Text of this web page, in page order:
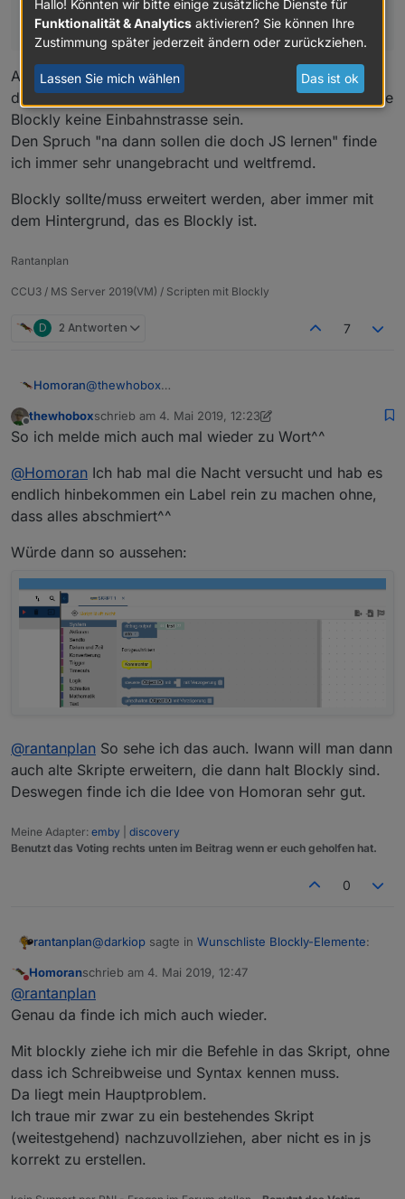
Themen sehr nützlich mit Blockly zu arbeiten.
Aus Anfängern werden machmal Fortgeschrittene. Und
die Begehrlichkeiten wachsen ziemlich schnell. Da sollte
Blockly keine Einbahnstrasse sein.
Den Spruch "na dann sollen die doch JS lernen" finde
ich immer sehr unangebracht und weltfremd.
Blockly sollte/muss erweitert werden, aber immer mit
dem Hintergrund, das es Blockly ist.
Rantanplan
CCU3 / MS Server 2019(VM) / Scripten mit Blockly
D 2 Antworten 7
Homoran@thewhobox
in der Block-Auswahl eine horizontale Trennlinie?
Oben BASIC
richtigen Kontext
Wenn möglich mit den Überschriften
Offline
thewhoboxschrieb am 4. Mai 2019, 12:23
zuletzt editiert von thewhobox5. Apr. 2019, 14:24
So ich melde mich auch mal wieder zu Wort^^
@Homoran Ich hab mal die Nacht versucht und hab es
endlich hinbekommen ein Label rein zu machen ohne,
dass alles abschmiert^^
Würde dann so aussehen:
@rantanplan So sehe ich das auch. Iwann will man dann
auch alte Skripte erweitern, die dann halt Blockly sind.
Deswegen finde ich die Idee von Homoran sehr gut.
Meine Adapter: emby
discovery
Benutzt das Voting rechts unten im Beitrag wenn er euch geholfen hat.
0
rantanplan@darkiop sagte in Wunschliste Blockly-Elemente:
Ja die Hauptzielgruppe ist sicher der
Anwender der nicht Programmieren kann.
Aber auch der fortgeschrittene nutzt sicher an
der ein oder anderen Stelle Blockly. Ich finde
es für SmartHome Themen sehr nützlich mit
Blockly zu arbeiten.
Aus Anfängern werden machmal Fortgeschrittene.
Da sollte Blockly keine Einbahnstrasse sein.
Den Spruch "na dann sollen die doch JS lernen"
finde ich immer sehr unangebracht und weltfremd.
Blockly sollte/muss erweitert werden, aber immer
mit dem Hintergrund, das es Blockly ist.
Nicht stören
Homoranschrieb am 4. Mai 2019, 12:47
zuletzt editiert von
@rantanplan
Genau da finde ich mich auch wieder.
Mit blockly ziehe ich mir die Befehle in das Skript, ohne
dass ich Schreibweise und Syntax kennen muss.
Da liegt mein Hauptproblem.
Ich traue mir zwar zu ein bestehendes Skript
(weitestgehend) nachzuvollziehen, aber nicht es in js
korrekt zu erstellen.
Hallo! Könnten wir bitte einige zusätzliche Dienste für
Funktionalität & Analytics aktivieren? Sie können Ihre
Zustimmung später jederzeit ändern oder zurückziehen.
Lassen Sie mich wählen Das ist ok